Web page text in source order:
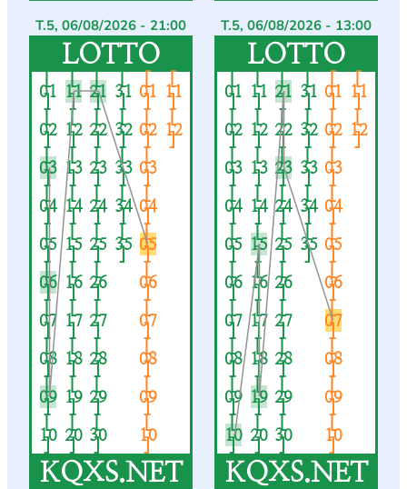
T.5, 06/08/2026 - 21:00
LOTTO
[
01
]
[
11
]
[
21
]
[
31
]
[
01
]
[
11
]
[
02
]
[
12
]
[
22
]
[
32
]
[
02
]
[
12
]
[
03
]
[
13
]
[
23
]
[
33
]
[
03
]
[
04
]
[
14
]
[
24
]
[
34
]
[
04
]
[
05
]
[
15
]
[
25
]
[
35
]
[
05
]
[
06
]
[
16
]
[
26
]
[
06
]
[
07
]
[
17
]
[
27
]
[
07
]
[
08
]
[
18
]
[
28
]
[
08
]
[
09
]
[
19
]
[
29
]
[
09
]
[
10
]
[
20
]
[
30
]
[
10
]
KQXS.NET
T.5, 06/08/2026 - 13:00
LOTTO
[
01
]
[
11
]
[
21
]
[
31
]
[
01
]
[
11
]
[
02
]
[
12
]
[
22
]
[
32
]
[
02
]
[
12
]
[
03
]
[
13
]
[
23
]
[
33
]
[
03
]
[
04
]
[
14
]
[
24
]
[
34
]
[
04
]
[
05
]
[
15
]
[
25
]
[
35
]
[
05
]
[
06
]
[
16
]
[
26
]
[
06
]
[
07
]
[
17
]
[
27
]
[
07
]
[
08
]
[
18
]
[
28
]
[
08
]
[
09
]
[
19
]
[
29
]
[
09
]
[
10
]
[
20
]
[
30
]
[
10
]
KQXS.NET